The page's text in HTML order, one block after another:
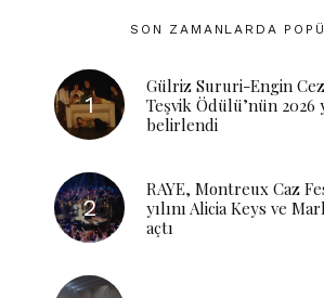
SON ZAMANLARDA
Gülriz Sururi-Engin
Teşvik Ödülü’nün 2026
belirlendi
RAYE, Montreux Caz
yılını Alicia Keys ve
açtı